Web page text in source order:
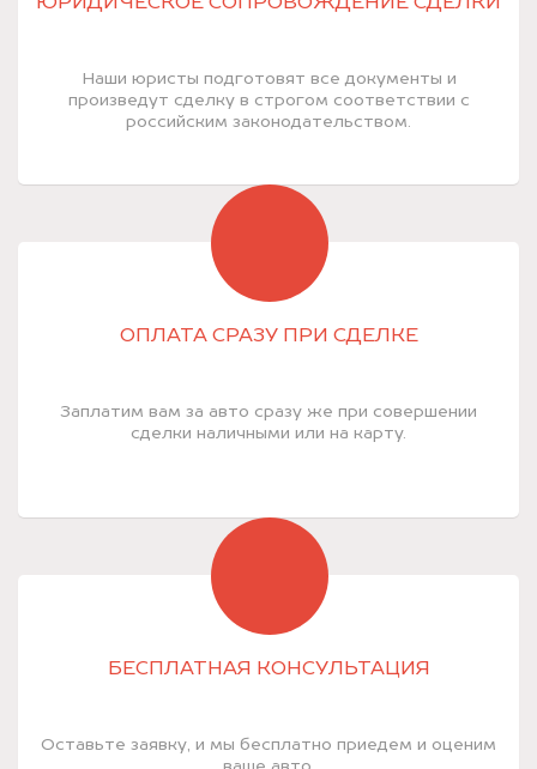
Наши юристы подготовят все документы и
произведут сделку в строгом соответствии с
российским законодательством.
ОПЛАТА СРАЗУ ПРИ СДЕЛКЕ
Заплатим вам за авто сразу же при совершении
сделки наличными или на карту.
БЕСПЛАТНАЯ КОНСУЛЬТАЦИЯ
Оставьте заявку, и мы бесплатно приедем и оценим